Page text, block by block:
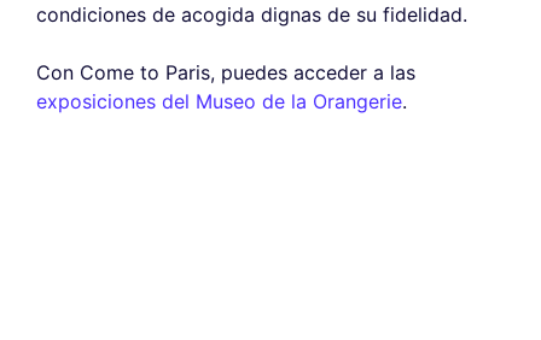
condiciones de acogida dignas de su fidelidad.
Con Come to Paris, puedes acceder a las
exposiciones del Museo de la Orangerie.